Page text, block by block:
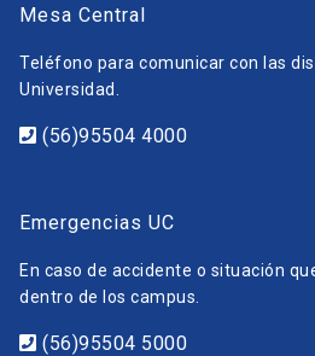
Mesa Central
Teléfono para comunicar con las
Universidad.
(56)95504 4000
Emergencias UC
En caso de accidente o situación
dentro de los campus.
(56)95504 5000